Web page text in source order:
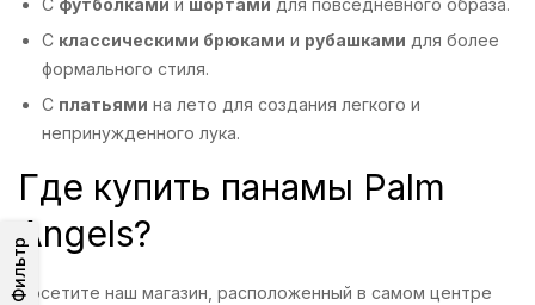
Фильтр
С футболками и шортами для повседневного образа.
С классическими брюками и рубашками для более
формального стиля.
С платьями на лето для создания легкого и
непринужденного лука.
Где купить панамы Palm
Angels?
Посетите наш магазин, расположенный в самом центре